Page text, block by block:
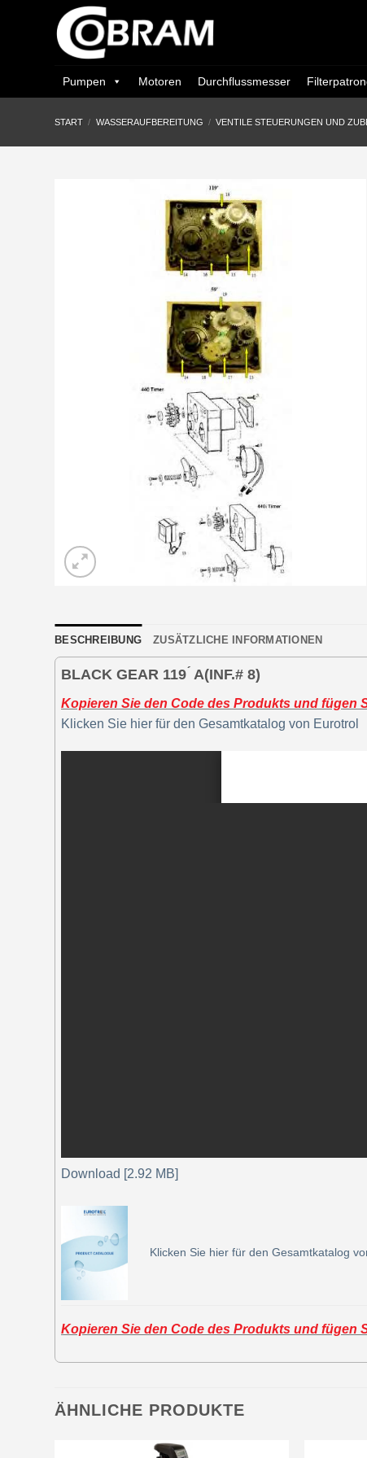
Pumpen Motoren Durchflussmesser
START / WASSERAUFBEREITUNG / VENTILE STEUERUNGEN UND
BESCHREIBUNG ZUSÄTZLICHE INFORMATIONEN
BLACK GEAR 119 ́ A(INF.# 8)
Kopieren Sie den Code des Produkts und fügen
Klicken Sie hier für den Gesamtkatalog von Eurotrol
Download [2.92 MB]
Klicken Sie hier für den Gesamtkatalog
Kopieren Sie den Code des Produkts und fügen
ÄHNLICHE PRODUKTE